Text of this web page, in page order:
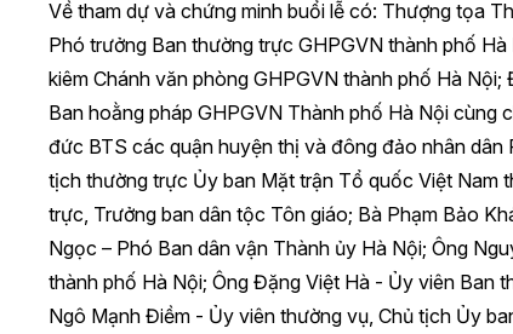
Về tham dự và chứng minh buổi lễ có: Thượng tọa
Phó trưởng Ban thường trực GHPGVN thành phố
kiêm Chánh văn phòng GHPGVN thành phố Hà
Ban hoằng pháp GHPGVN Thành phố Hà Nội
đức BTS các quận huyện thị và đông đảo nhân dân
tịch thường trực Ủy ban Mặt trận Tổ quốc Việt Nam
trực, Trưởng ban dân tộc Tôn giáo; Bà Phạm Bảo
Ngọc – Phó Ban dân vận Thành ủy Hà Nội; Ông
thành phố Hà Nội; Ông Đặng Việt Hà - Ủy viên Ban
Ngô Mạnh Điềm - Ủy viên thường vụ, Chủ tịch Ủy